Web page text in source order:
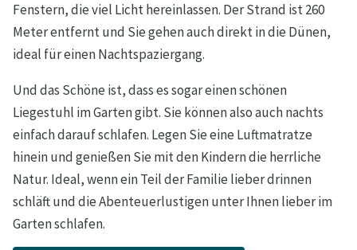
Fenstern, die viel Licht hereinlassen. Der Strand ist 260
Meter entfernt und Sie gehen auch direkt in die Dünen,
ideal für einen Nachtspaziergang.
Und das Schöne ist, dass es sogar einen schönen
Liegestuhl im Garten gibt. Sie können also auch nachts
einfach darauf schlafen. Legen Sie eine Luftmatratze
hinein und genießen Sie mit den Kindern die herrliche
Natur. Ideal, wenn ein Teil der Familie lieber drinnen
schläft und die Abenteuerlustigen unter Ihnen lieber im
Garten schlafen.